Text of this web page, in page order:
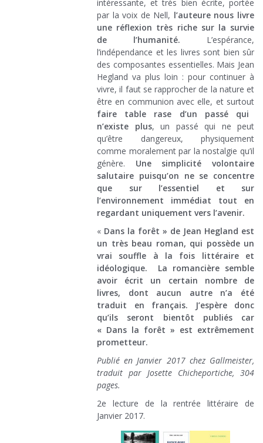
intéressante, et très bien écrite, portée
par la voix de Nell, l’auteure nous livre
une réflexion très riche sur la survie
de l’humanité. L’espérance,
l’indépendance et les livres sont bien sûr
des composantes essentielles. Mais Jean
Hegland va plus loin : pour continuer à
vivre, il faut se rapprocher de la nature et
être en communion avec elle, et surtout
faire table rase d’un passé qui
n’existe plus, un passé qui ne peut
qu’être dangereux, physiquement
comme moralement par la nostalgie qu’il
génère. Une simplicité volontaire
salutaire puisqu’on ne se concentre
que sur l’essentiel et sur
l’environnement immédiat tout en
regardant uniquement vers l’avenir.
« Dans la forêt » de Jean Hegland est
un très beau roman, qui possède un
vrai souffle à la fois littéraire et
idéologique. La romancière semble
avoir écrit un certain nombre de
livres, dont aucun autre n’a été
traduit en français. J’espère donc
qu’ils seront bientôt publiés car
« Dans la forêt » est extrêmement
prometteur.
Publié en Janvier 2017 chez Gallmeister,
traduit par Josette Chicheportiche, 304
pages.
2e lecture de la rentrée littéraire de
Janvier 2017.